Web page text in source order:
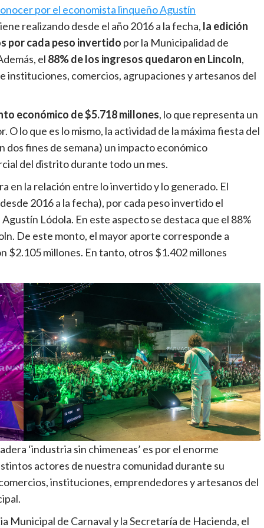
por el economista linqueño Agustín
realizando desde el año 2016 a la fecha, la edición
por cada peso invertido por la Municipalidad de
el 88% de los ingresos quedaron en Lincoln,
instituciones, comercios, agrupaciones y artesanos del
económico de $5.718 millones, lo que representa un
lo que es lo mismo, la actividad de la máxima fiesta del
fines de semana) un impacto económico
del distrito durante todo un mes.
en la relación entre lo invertido y lo generado. El
2016 a la fecha), por cada peso invertido el
Lódola. En este aspecto se destaca que el 88%
De este monto, el mayor aporte corresponde a
$2.105 millones. En tanto, otros $1.402 millones
‘industria sin chimeneas’ es por el enorme
actores de nuestra comunidad durante su
instituciones, emprendedores y artesanos del
Municipal de Carnaval y la Secretaría de Hacienda, el